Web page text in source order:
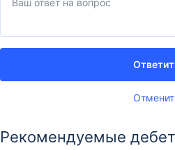
Рекомендуемые